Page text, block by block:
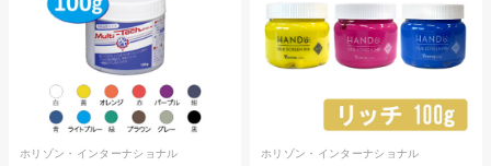
ホリゾン・インターナショナル ホリゾン・インターナショナル